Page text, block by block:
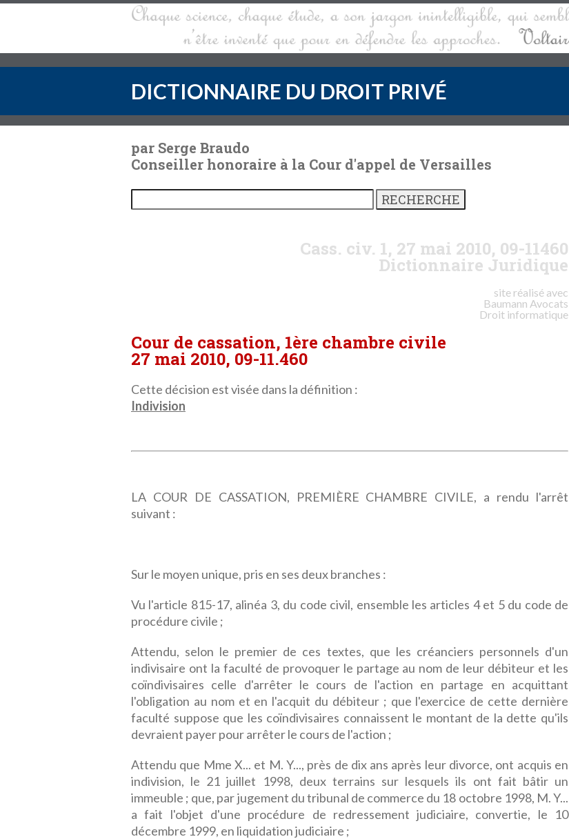
DICTIONNAIRE DU DROIT PRIVÉ
par Serge Braudo
Conseiller honoraire à la Cour d'appel de Versailles
Cass. civ. 1, 27 mai 2010, 09-11460
Dictionnaire Juridique
site réalisé avec
Baumann Avocats
Droit informatique
Cour de cassation, 1ère chambre civile
27 mai 2010, 09-11.460
Cette décision est visée dans la définition :
Indivision
LA COUR DE CASSATION, PREMIÈRE CHAMBRE CIVILE, a rendu l'arrêt
suivant :
Sur le moyen unique, pris en ses deux branches :
Vu l'article 815-17, alinéa 3, du code civil, ensemble les articles 4 et 5 du code de
procédure civile ;
Attendu, selon le premier de ces textes, que les créanciers personnels d'un
indivisaire ont la faculté de provoquer le partage au nom de leur débiteur et les
coïndivisaires celle d'arrêter le cours de l'action en partage en acquittant
l'obligation au nom et en l'acquit du débiteur ; que l'exercice de cette dernière
faculté suppose que les coïndivisaires connaissent le montant de la dette qu'ils
devraient payer pour arrêter le cours de l'action ;
Attendu que Mme X... et M. Y..., près de dix ans après leur divorce, ont acquis en
indivision, le 21 juillet 1998, deux terrains sur lesquels ils ont fait bâtir un
immeuble ; que, par jugement du tribunal de commerce du 18 octobre 1998, M. Y...
a fait l'objet d'une procédure de redressement judiciaire, convertie, le 10
décembre 1999, en liquidation judiciaire ;